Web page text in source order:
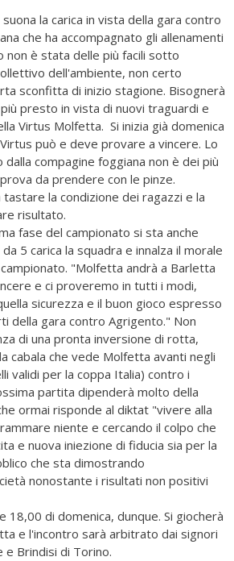
suona la carica in vista della gara contro
che ha accompagnato gli allenamenti
non è stata delle più facili sotto
dell'ambiente, non certo
sconfitta di inizio stagione. Bisognerà
presto in vista di nuovi traguardi e
Virtus Molfetta. Si inizia già domenica
può e deve provare a vincere. Lo
compagine foggiana non è dei più
da prendere con le pinze.
la condizione dei ragazzi e la
risultato.
fase del campionato si sta anche
5 carica la squadra e innalza il morale
"Molfetta andrà a Barletta
e ci proveremo in tutti i modi,
sicurezza e il buon gioco espresso
della gara contro Agrigento." Non
di una pronta inversione di rotta,
cabala che vede Molfetta avanti negli
validi per la coppa Italia) contro i
partita dipenderà molto della
ormai risponde al diktat "vivere alla
niente e cercando il colpo che
e nuova iniezione di fiducia sia per la
che sta dimostrando
nonostante i risultati non positivi
18,00 di domenica, dunque. Si giocherà
e l'incontro sarà arbitrato dai signori
e Brindisi di Torino.